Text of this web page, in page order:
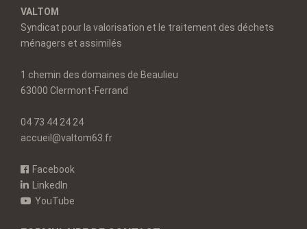
VALTOM
Syndicat pour la valorisation et le traitement des déchets
ménagers et assimilés
1 chemin des domaines de Beaulieu
63000 Clermont-Ferrand
04 73 44 24 24
accueil@valtom63.fr
Facebook
LinkedIn
YouTube